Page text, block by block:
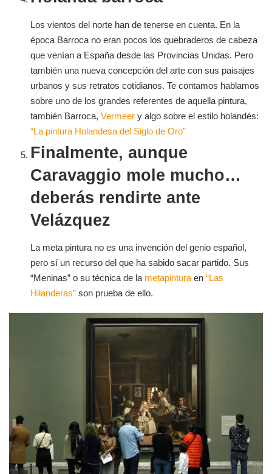
Los vientos del norte han de tenerse en cuenta. En la
época Barroca no eran pocos los quebraderos de cabeza
que venían a España desde las Provincias Unidas. Pero
también una nueva concepción del arte con sus paisajes
urbanos y sus retratos cotidianos. Te contamos hablamos
sobre uno de los grandes referentes de aquella pintura,
también Barroca, Vermeer y algo sobre el estilo holandés:
“La pintura Holandesa del Siglo de Oro”
Finalmente, aunque
Caravaggio mole mucho…
deberás rendirte ante
Velázquez
La meta pintura no es una invención del genio español,
pero sí un recurso del que ha sabido sacar partido. Sus
“Meninas” o su técnica de la metapinturaen “Las
Hilanderas” son prueba de ello.